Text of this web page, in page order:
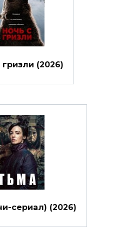
гризли (2026)
сериал) (2026)